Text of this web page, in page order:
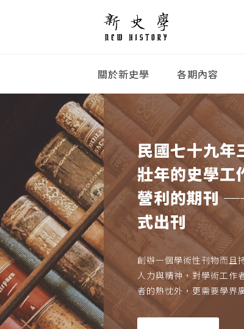
關於新史學 各期內容
民國七十九年
壯年的史學工
營利的期刊
式出刊
創辦一個學術性刊物而且
人力與精神，對學術工作
者的熱忱外，更需要學界